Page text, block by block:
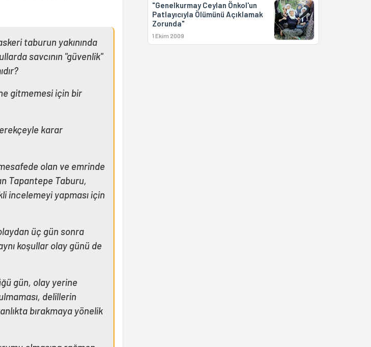
taburun yakınında
savcının "güvenlik"
gitmemesi için bir
karar
olan ve emrinde
Tapantepe Taburu,
incelemeyi yapması için
üç gün sonra
koşullar olay günü de
gün, olay yerine
delillerin
bırakmaya yönelik
"Genelkurmay Ceylan Önkol'un
Patlayıcıyla Ölümünü Açıklamak
Zorunda"
1 Ekim 2009